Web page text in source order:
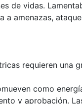
de vidas.
a amenazas,
requieren una
como
y aprobación.